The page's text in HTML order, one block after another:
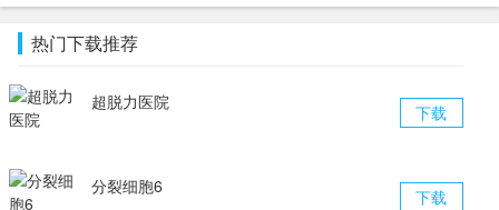
热门下载推荐
下载
超脱力医院
下载
分裂细胞6